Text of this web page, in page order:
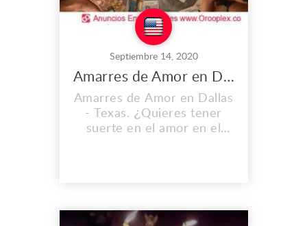
Septiembre 14, 2020
Amarres de Amor en Dallas
Amarres de Amor en Dallas
- Texas. ¿Quieres tener
suerte en el amor en el
mejorar tus ingresos.